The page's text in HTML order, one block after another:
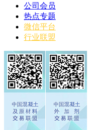
公司会员
热点专题
微信平台
行业联盟